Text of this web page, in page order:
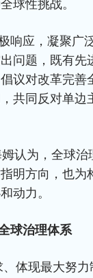
球性挑战。
响应，凝聚广
问题，既有先
议对改革完善
共同反对单
认为，全球
明方向，也为
动力。
球治理体系
体现最大努